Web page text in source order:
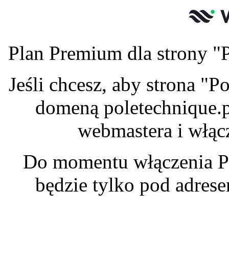
Plan Premium dla strony
Jeśli chcesz, aby strona
domeną
webmastera i
Do momentu włączenia
będzie tylko pod